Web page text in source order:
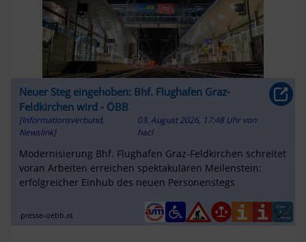
Neuer Steg eingehoben: Bhf. Flughafen Graz-
Feldkirchen wird - ÖBB
[Informationsverbund,
Newslink]
03. August 2026, 17:48 Uhr von
hacl
Modernisierung Bhf. Flughafen Graz-Feldkirchen schreitet
voran Arbeiten erreichen spektakulären Meilenstein:
erfolgreicher Einhub des neuen Personenstegs
presse-oebb.at